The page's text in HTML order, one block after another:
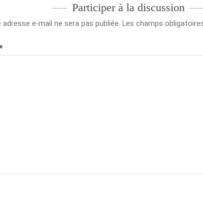
Participer à la discussion
adresse e-mail ne sera pas publiée. Les champs